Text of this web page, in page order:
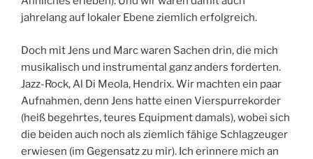
jahrelang auf lokaler Ebene ziemlich erfolgreich.
Doch mit Jens und Marc waren Sachen drin, die mich
musikalisch und instrumental ganz anders forderten.
Jazz-Rock, Al Di Meola, Hendrix. Wir machten ein paar
Aufnahmen, denn Jens hatte einen Vierspurrekorder
(heiß begehrtes, teures Equipment damals), wobei sich
die beiden auch noch als ziemlich fähige Schlagzeuger
erwiesen (im Gegensatz zu mir). Ich erinnere mich an